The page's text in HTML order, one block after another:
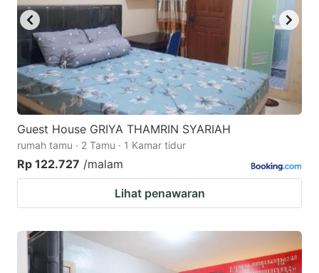
Guest House GRIYA THAMRIN SYARIAH
rumah tamu · 2 Tamu · 1 Kamar tidur
Rp 122.727 /malam
Lihat penawaran